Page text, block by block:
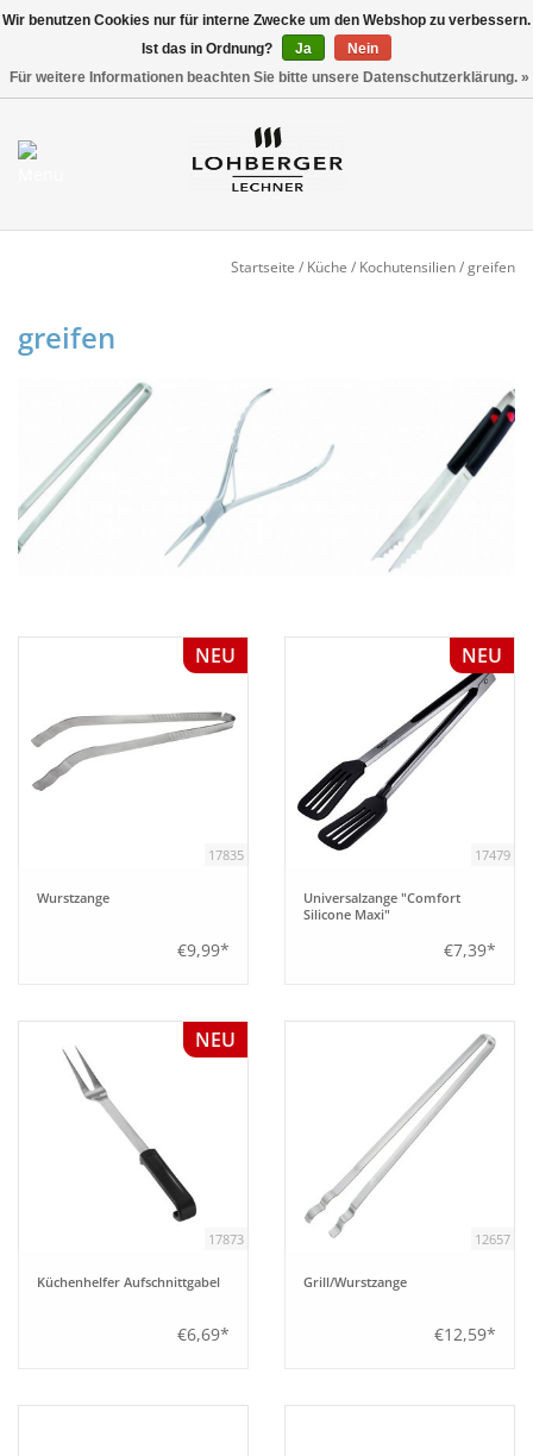
Mein Konto / Kundenkonto
Gedeckter Tisch
Buffet
Fingerfood
Tafeln
Einrichtung
Küchenmöbel
Startseite / Küche / Kochutensilien/greifen
greifen
NEU
17835
Wurstzange
€9,99*
NEU
17479
Universalzange "Comfort
Silicone Maxi"
€7,39*
NEU
17873
Küchenhelfer Aufschnittgabel
€6,69*
12657
Grill/Wurstzange
€12,59*
Wir benutzen Cookies nur für interne Zwecke um den Webshop zu verbessern.
Ist das in Ordnung?
Ja
Nein
Für weitere Informationen beachten Sie bitte unsere Datenschutzerklärung. »